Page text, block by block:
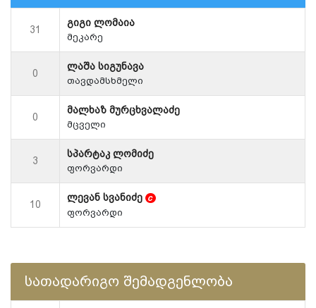
31
გიგი ლომაია
მეკარე
0
ლაშა სიგუნავა
თავდამსხმელი
0
მალხაზ მურცხვალაძე
მცველი
3
სპარტაკ ლომიძე
ფორვარდი
10
ლევან სვანიძე c
ფორვარდი
სათადარიგო შემადგენლობა